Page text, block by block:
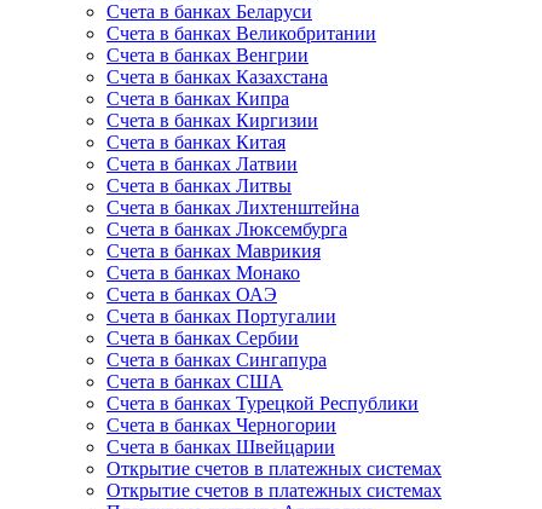
Счета в банках Беларуси
Счета в банках Великобритании
Счета в банках Венгрии
Счета в банках Казахстана
Счета в банках Кипра
Счета в банках Киргизии
Счета в банках Китая
Счета в банках Латвии
Счета в банках Литвы
Счета в банках Лихтенштейна
Счета в банках Люксембурга
Счета в банках Маврикия
Счета в банках Монако
Счета в банках ОАЭ
Счета в банках Португалии
Счета в банках Сербии
Счета в банках Сингапура
Счета в банках США
Счета в банках Турецкой Республики
Счета в банках Черногории
Счета в банках Швейцарии
Открытие счетов в платежных системах
Открытие счетов в платежных системах